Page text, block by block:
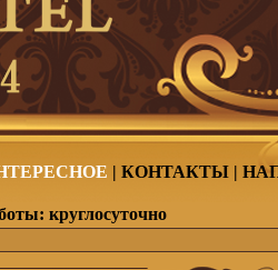
| КОНТАКТЫ|
круглосуточно